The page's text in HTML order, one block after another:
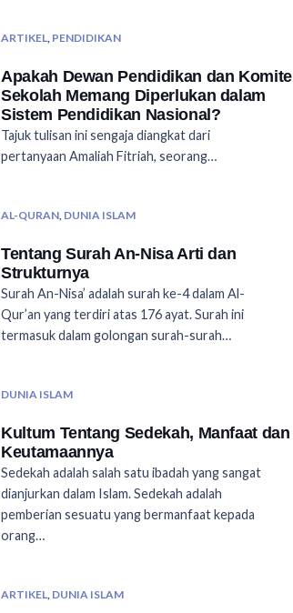
ARTIKEL, PENDIDIKAN
Apakah Dewan Pendidikan dan Komite
Sekolah Memang Diperlukan dalam
Sistem Pendidikan Nasional?
Tajuk tulisan ini sengaja diangkat dari
pertanyaan Amaliah Fitriah, seorang…
AL-QURAN, DUNIA ISLAM
Tentang Surah An-Nisa Arti dan
Strukturnya
Surah An-Nisa’ adalah surah ke-4 dalam Al-
Qur’an yang terdiri atas 176 ayat. Surah ini
termasuk dalam golongan surah-surah…
DUNIA ISLAM
Kultum Tentang Sedekah, Manfaat dan
Keutamaannya
Sedekah adalah salah satu ibadah yang sangat
dianjurkan dalam Islam. Sedekah adalah
pemberian sesuatu yang bermanfaat kepada
orang…
ARTIKEL DUNIA ISLAM